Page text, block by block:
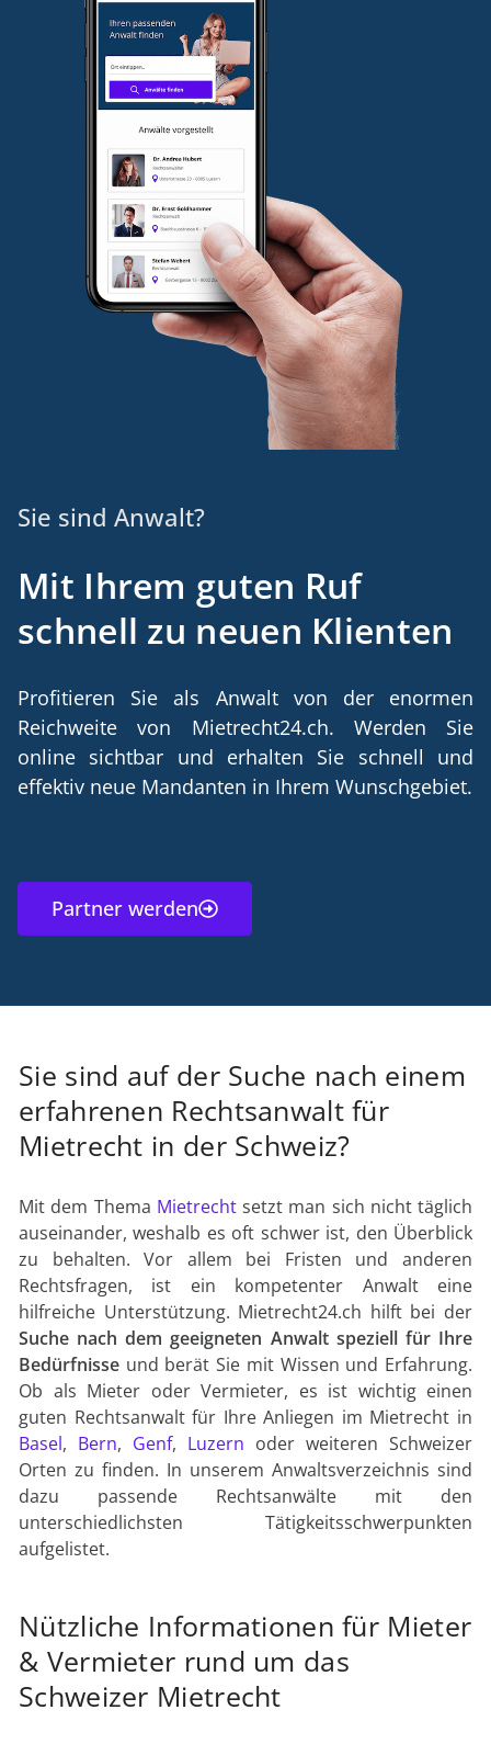
Sie sind Anwalt?
Mit Ihrem guten Ruf
schnell zu neuen Klienten
Profitieren Sie als Anwalt von der enormen
Reichweite von Mietrecht24.ch. Werden Sie
online sichtbar und erhalten Sie schnell und
effektiv neue Mandanten in Ihrem Wunschgebiet.
Partner werden
Sie sind auf der Suche nach einem
erfahrenen Rechtsanwalt für
Mietrecht in der Schweiz?
Mit dem Thema Mietrechtsetzt man sich nicht täglich
auseinander, weshalb es oft schwer ist, den Überblick
zu behalten. Vor allem bei Fristen und anderen
Rechtsfragen, ist ein kompetenter Anwalt eine
hilfreiche Unterstützung. Mietrecht24.ch hilft bei der
Suche nach dem geeigneten Anwalt speziell für Ihre
Bedürfnisse und berät Sie mit Wissen und Erfahrung.
Ob als Mieter oder Vermieter, es ist wichtig einen
guten Rechtsanwalt für Ihre Anliegen im Mietrecht in
Basel, Bern, Genf, Luzern oder weiteren Schweizer
Orten zu finden. In unserem Anwaltsverzeichnis sind
dazu passende Rechtsanwälte mit den
unterschiedlichsten Tätigkeitsschwerpunkten
aufgelistet.
Nützliche Informationen für Mieter
& Vermieter rund um das
Schweizer Mietrecht